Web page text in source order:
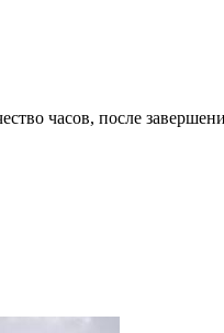
часов, после